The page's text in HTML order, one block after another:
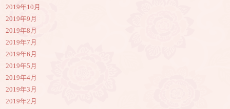
2019年10月
2019年9月
2019年8月
2019年7月
2019年6月
2019年5月
2019年4月
2019年3月
2019年2月